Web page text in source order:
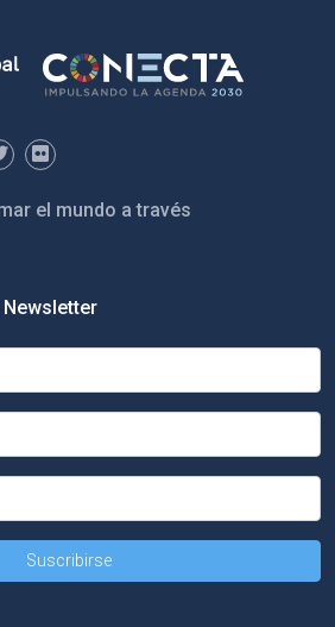
el mundo a través